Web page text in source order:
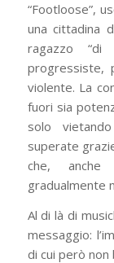
“Footloose”,
una cittadina
ragazzo
progressiste,
violente. La
fuori sia
solo
superate
che, anche
gradualmente
Al di là di
messaggio:
di cui però non